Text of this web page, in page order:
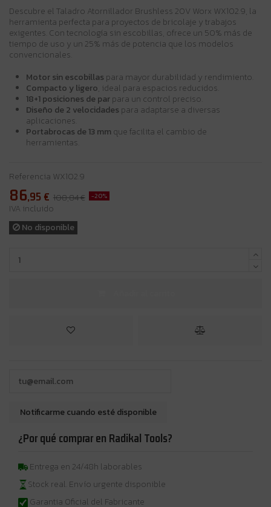
Descubre el Taladro Atornillador Brushless 20V Worx WX102.9, la
herramienta perfecta para proyectos de bricolaje y trabajos
exigentes. Con tecnología sin escobillas, ofrece un 50% más de
tiempo de uso y un 25% más de potencia que los modelos
convencionales.
Motor sin escobillas para mayor durabilidad y rendimiento.
Compacto y ligero, ideal para espacios reducidos.
18+1 posiciones de parpara un control preciso.
Diseño de 2 velocidades para adaptarse a diversas
aplicaciones.
Portabrocas de 13 mm que facilita el cambio de
herramientas.
Referencia WX102.9
86,95 € 108,84 € -20%
IVA incluido
No disponible
¿Por qué comprar en Radikal Tools?
Entrega en 24/48h laborables
Stock real. Envío urgente disponible
Garantia Oficial del Fabricante